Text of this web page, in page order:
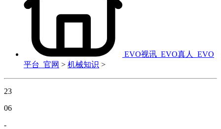
EVO视讯_EVO真人_EVO
平台_官网 > 机械知识 >
23
06
-